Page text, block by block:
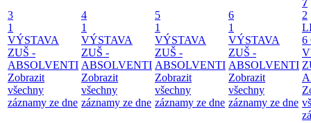
3
1
VÝSTAVA
ZUŠ -
ABSOLVENTI
Zobrazit
všechny
záznamy ze dne
4
1
VÝSTAVA
ZUŠ -
ABSOLVENTI
Zobrazit
všechny
záznamy ze dne
5
1
VÝSTAVA
ZUŠ -
ABSOLVENTI
Zobrazit
všechny
záznamy ze dne
6
1
VÝSTAVA
ZUŠ -
ABSOLVENTI
Zobrazit
všechny
záznamy ze dne
2
6